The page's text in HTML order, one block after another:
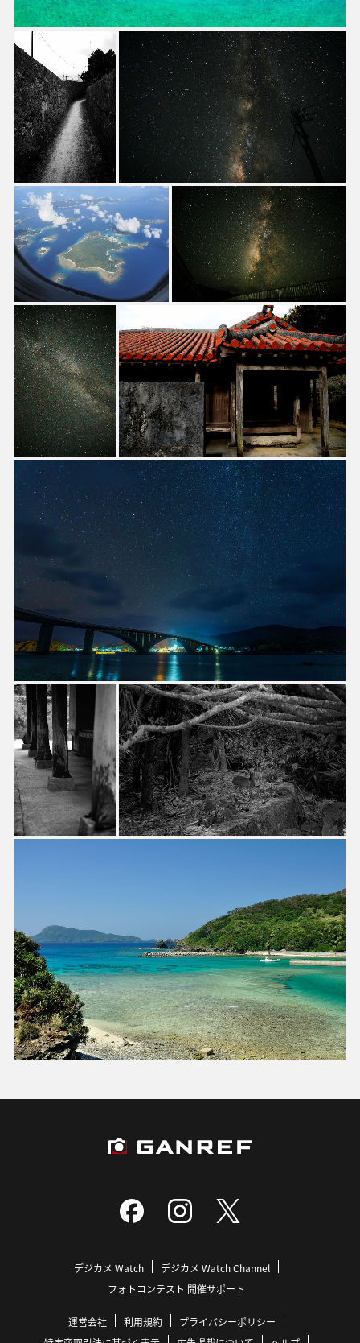
デジカメ Watch
デジカメ Watch Channel
フォトコンテスト 開催サポート
運営会社 利用規約
プライバシーポリシー